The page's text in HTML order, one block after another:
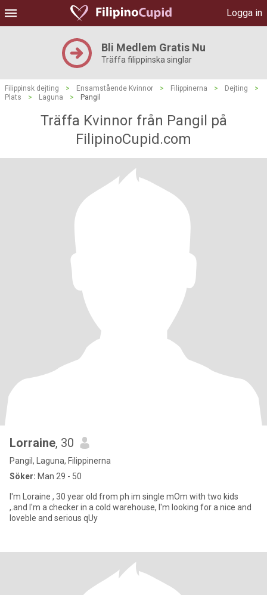
Logga in
Bli Medlem Gratis Nu
Träffa filippinska singlar
Filippinsk dejting > Ensamstående Kvinnor > Filippinerna > Dejting
>
Plats
> Laguna > Pangil
Träffa Kvinnor från Pangil på
FilipinoCupid.com
Lorraine, 30
Pangil, Laguna, Filippinerna
Söker: Man 29 - 50
I'm Loraine , 30 year old from ph im single mOm with two kids
,.and I'm a checker in a cold warehouse, I'm looking for a nice and
loveble and serious qUy